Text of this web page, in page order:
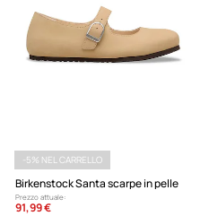
-5% NEL CARRELLO
Birkenstock Santa scarpe in pelle
Prezzo attuale:
91,99 €